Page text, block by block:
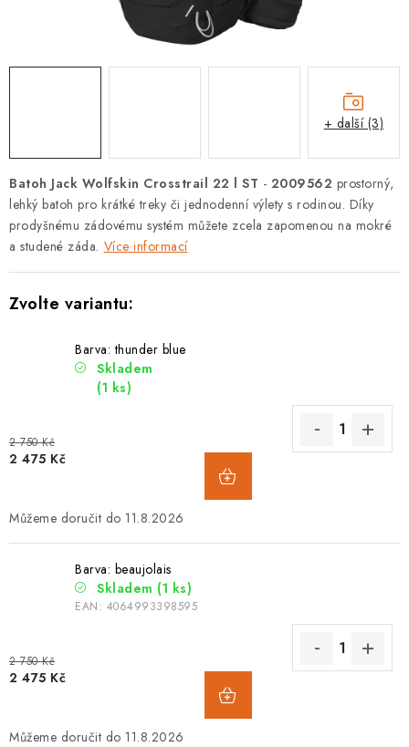
Vše o nákupu
O nás
Blog
Batoh Jack Wolfskin Crosstrail 22 l ST - 2009562 prostorný,
lehký batoh pro krátké treky či jednodenní výlety s rodinou. Díky
prodyšnému zádovému systém můžete zcela zapomenou na mokré
a studené záda. Více informací
Barva: thunder blue
Skladem
(1 ks)
2 750 Kč
2 475 Kč
11.8.2026
Barva: beaujolais
Skladem (1 ks)
EAN: 4064993398595
2 750 Kč
2 475 Kč
11.8.2026
+ další (3)